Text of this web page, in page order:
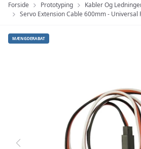
Forside Prototyping Kabler Og
Servo Extension Cable 600mm - Universal
MÆNGDERABAT